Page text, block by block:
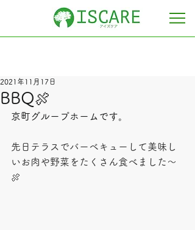
BBQ🍖
2021年11月17日
京町グループホームです。
先日テラスでバーベキューして美味し
いお肉や野菜をたくさん食べました～
🍖